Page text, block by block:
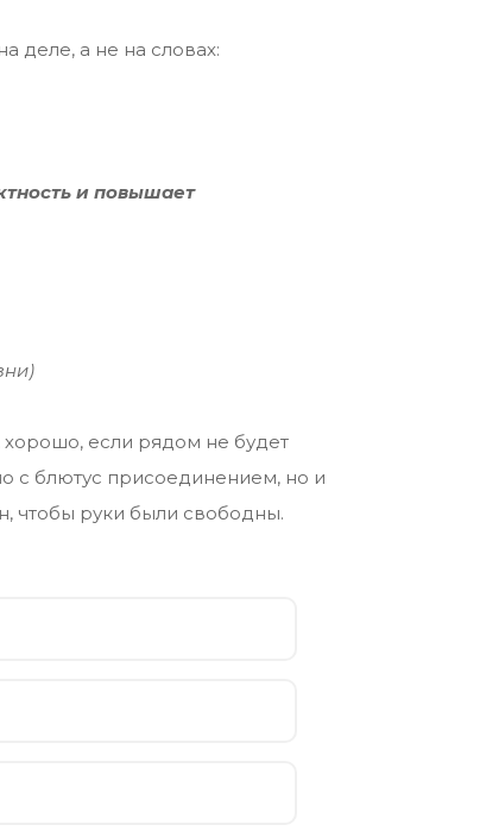
деле, а не на словах:
и повышает
если рядом не будет
с блютус присоединением, но и
чтобы руки были свободны.